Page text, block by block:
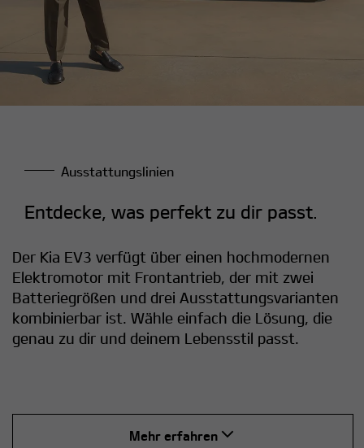
Ausstattungslinien
Entdecke, was perfekt zu dir passt.
Der Kia EV3 verfügt über einen hochmodernen
Elektromotor mit Frontantrieb, der mit zwei
Batteriegrößen und drei Ausstattungsvarianten
kombinierbar ist. Wähle einfach die Lösung, die
genau zu dir und deinem Lebensstil passt.
Mehr erfahren